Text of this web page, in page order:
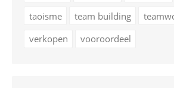
taoisme
team building
verkopen
vooroordeel